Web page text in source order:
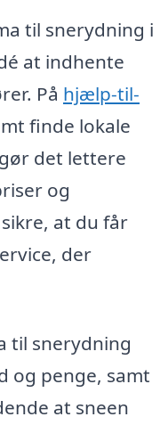
til snerydning i
at indhente
På hjælp-til-
finde lokale
det lettere
og
at du får
der
til snerydning
og penge, samt
at sneen